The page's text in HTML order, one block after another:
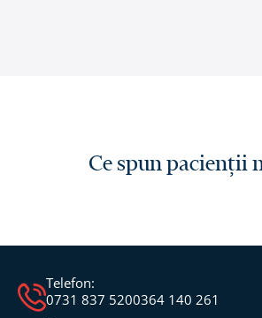
Ce spun pacienții
Telefon:
0731 837 5200364 140 261